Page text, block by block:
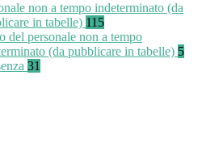
non a tempo indeterminato (da
in tabelle) 115
del personale non a tempo
(da pubblicare in tabelle) 5
31